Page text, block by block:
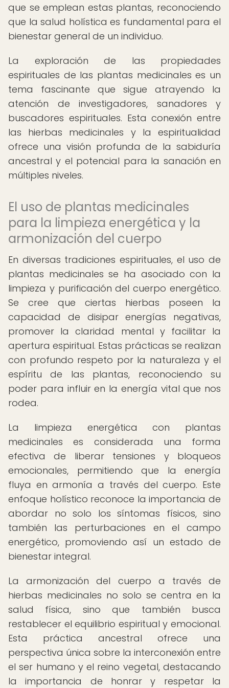
que se emplean estas plantas, reconociendo
que la salud holística es fundamental para el
bienestar general de un individuo.
La exploración de las propiedades
espirituales de las plantas medicinales es un
tema fascinante que sigue atrayendo la
atención de investigadores, sanadores y
buscadores espirituales. Esta conexión entre
las hierbas medicinales y la espiritualidad
ofrece una visión profunda de la sabiduría
ancestral y el potencial para la sanación en
múltiples niveles.
El uso de plantas medicinales
para la limpieza energética y la
armonización del cuerpo
En diversas tradiciones espirituales, el uso de
plantas medicinales se ha asociado con la
limpieza y purificación del cuerpo energético.
Se cree que ciertas hierbas poseen la
capacidad de disipar energías negativas,
promover la claridad mental y facilitar la
apertura espiritual. Estas prácticas se realizan
con profundo respeto por la naturaleza y el
espíritu de las plantas, reconociendo su
poder para influir en la energía vital que nos
rodea.
La limpieza energética con plantas
medicinales es considerada una forma
efectiva de liberar tensiones y bloqueos
emocionales, permitiendo que la energía
fluya en armonía a través del cuerpo. Este
enfoque holístico reconoce la importancia de
abordar no solo los síntomas físicos, sino
también las perturbaciones en el campo
energético, promoviendo así un estado de
bienestar integral.
La armonización del cuerpo a través de
hierbas medicinales no solo se centra en la
salud física, sino que también busca
restablecer el equilibrio espiritual y emocional.
Esta práctica ancestral ofrece una
perspectiva única sobre la interconexión entre
el ser humano y el reino vegetal, destacando
la importancia de honrar y respetar la